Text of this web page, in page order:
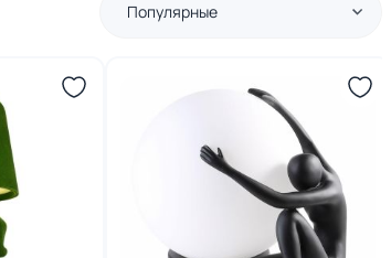
Популярные